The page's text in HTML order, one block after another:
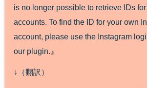
is no longer possible to retrieve IDs
accounts. To find the ID for your own
account, please use the Instagram
our plugin.』
↓（翻訳）